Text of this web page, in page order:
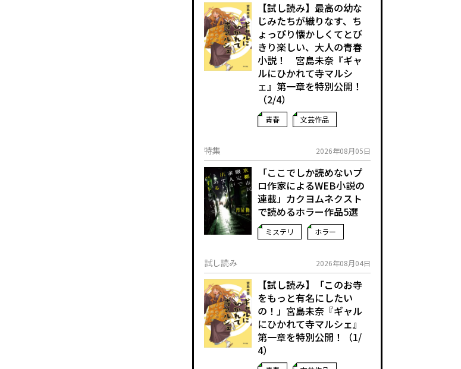
【試し読み】最高の幼な
じみたちが織りなす、ち
ょっぴり懐かしくてとび
きり楽しい、大人の青春
小説！ 宮島未奈『ギャ
ルにひかれて寺マルシ
ェ』第一章を特別公開！
（2/4）
青春 文芸作品
特集 2026年08月05日
「ここでしか読めないプ
ロ作家によるWEB小説の
連載」――カクヨムネクスト
で読めるホラー作品5選
ミステリ ホラー
試し読み 2026年08月04日
【試し読み】「このお寺
をもっと有名にしたい
の！」宮島未奈『ギャル
にひかれて寺マルシェ』
第一章を特別公開！（1/
4）